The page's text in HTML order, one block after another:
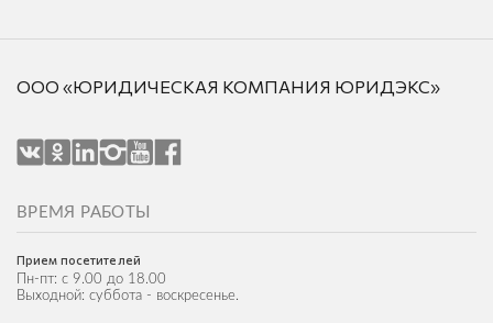
ООО «ЮРИДИЧЕСКАЯ КОМПАНИЯ ЮРИДЭКС»
ВРЕМЯ РАБОТЫ
Прием посетителей
Пн-пт: с 9.00 до 18.00
Выходной: суббота - воскресенье.